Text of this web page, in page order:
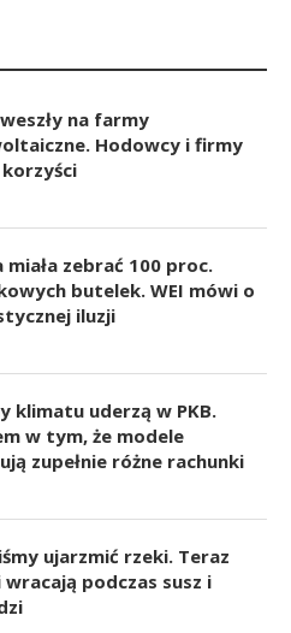
na farmy
Hodowcy i firmy
miała zebrać 100 proc.
butelek. WEI mówi o
iluzji
klimatu uderzą w PKB.
w tym, że modele
zupełnie różne rachunki
ujarzmić rzeki. Teraz
podczas susz i